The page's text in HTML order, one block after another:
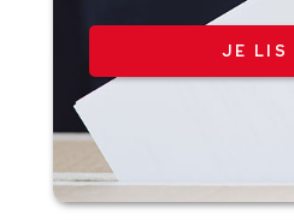
JE LIS